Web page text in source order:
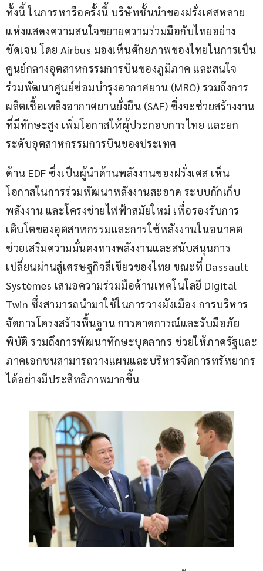
ทั้งนี้ ในการหารือครั้งนี้ บริษัทชั้นนำของฝรั่งเศสหลาย
แห่งแสดงความสนใจขยายความร่วมมือกับไทยอย่าง
ชัดเจน โดย Airbus มองเห็นศักยภาพของไทยในการเป็น
ศูนย์กลางอุตสาหกรรมการบินของภูมิภาค และสนใจ
ร่วมพัฒนาศูนย์ซ่อมบำรุงอากาศยาน (MRO) รวมถึงการ
ผลิตเชื้อเพลิงอากาศยานยั่งยืน (SAF) ซึ่งจะช่วยสร้างงาน
ที่มีทักษะสูง เพิ่มโอกาสให้ผู้ประกอบการไทย และยก
ระดับอุตสาหกรรมการบินของประเทศ
ด้าน EDF ซึ่งเป็นผู้นำด้านพลังงานของฝรั่งเศส เห็น
โอกาสในการร่วมพัฒนาพลังงานสะอาด ระบบกักเก็บ
พลังงาน และโครงข่ายไฟฟ้าสมัยใหม่ เพื่อรองรับการ
เติบโตของอุตสาหกรรมและการใช้พลังงานในอนาคต
ช่วยเสริมความมั่นคงทางพลังงานและสนับสนุนการ
เปลี่ยนผ่านสู่เศรษฐกิจสีเขียวของไทย ขณะที่ Dassault
Systèmes เสนอความร่วมมือด้านเทคโนโลยี Digital
Twin ซึ่งสามารถนำมาใช้ในการวางผังเมือง การบริหาร
จัดการโครงสร้างพื้นฐาน การคาดการณ์และรับมือภัย
พิบัติ รวมถึงการพัฒนาทักษะบุคลากร ช่วยให้ภาครัฐและ
ภาคเอกชนสามารถวางแผนและบริหารจัดการทรัพยากร
ได้อย่างมีประสิทธิภาพมากขึ้น